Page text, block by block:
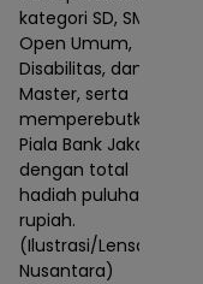
kategori SD, SMP,
Open Umum,
Disabilitas, dan
Master, serta
memperebutkan
Piala Bank Jakarta
dengan total
hadiah puluhan juta
rupiah.
(Ilustrasi/Lensa
Nusantara)